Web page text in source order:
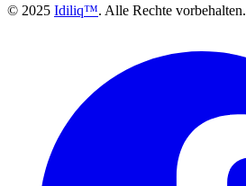
© 2025 Idiliq™. Alle Rechte vorbehalten.